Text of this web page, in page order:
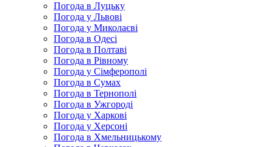
Погода в Луцьку
Погода у Львові
Погода у Миколаєві
Погода в Одесі
Погода в Полтаві
Погода в Рівному
Погода у Сімферополі
Погода в Сумах
Погода в Тернополі
Погода в Ужгороді
Погода у Харкові
Погода у Херсоні
Погода в Хмельницькому